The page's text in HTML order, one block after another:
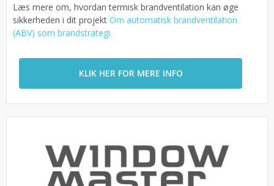
Læs mere om, hvordan termisk brandventilation kan øge
sikkerheden i dit projekt Om automatisk brandventilation
(ABV) som brandstrategi
KLIK HER FOR MERE INFO